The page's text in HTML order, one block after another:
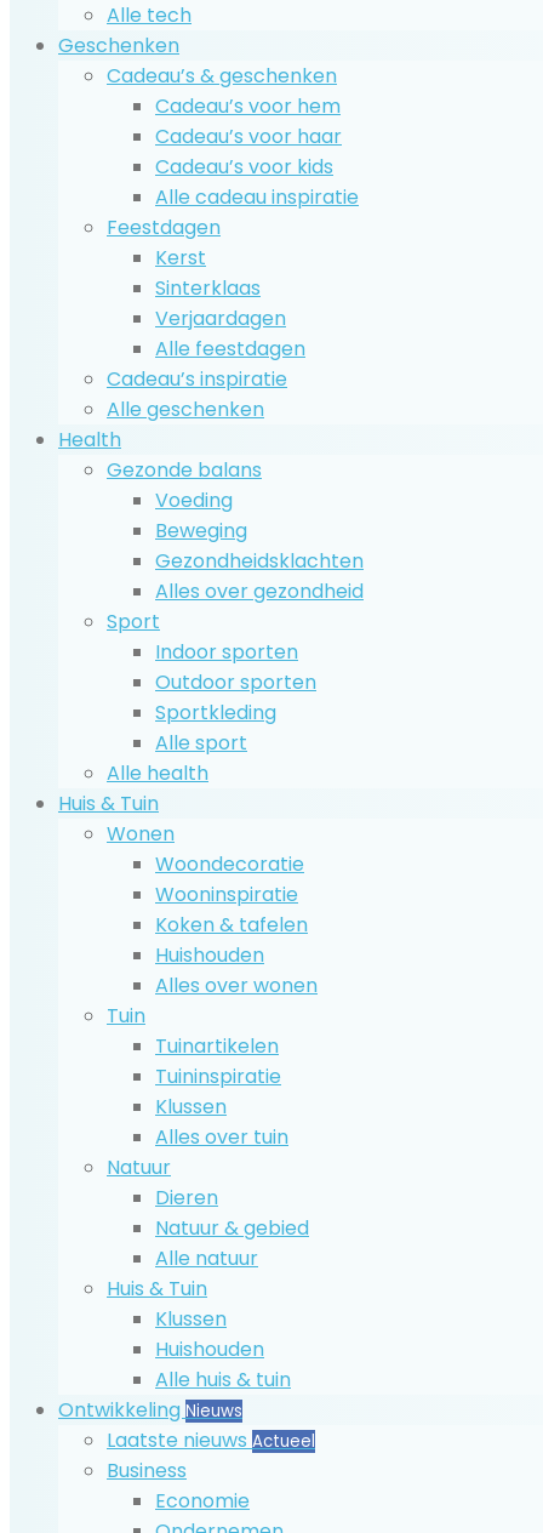
Alle tech
Geschenken
Cadeau’s & geschenken
Cadeau’s voor hem
Cadeau’s voor haar
Cadeau’s voor kids
Alle cadeau inspiratie
Feestdagen
Kerst
Sinterklaas
Verjaardagen
Alle feestdagen
Cadeau’s inspiratie
Alle geschenken
Health
Gezonde balans
Voeding
Beweging
Gezondheidsklachten
Alles over gezondheid
Sport
Indoor sporten
Outdoor sporten
Sportkleding
Alle sport
Alle health
Huis & Tuin
Wonen
Woondecoratie
Wooninspiratie
Koken & tafelen
Huishouden
Alles over wonen
Tuin
Tuinartikelen
Tuininspiratie
Klussen
Alles over tuin
Natuur
Dieren
Natuur & gebied
Alle natuur
Huis & Tuin
Klussen
Huishouden
Alle huis & tuin
Ontwikkeling Nieuws
Laatste nieuws Actueel
Business
Economie